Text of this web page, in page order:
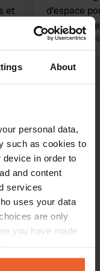
About
personal data,
such as cookies to
in order to
and content
services
uses your data
are only
you have made
or by clicking on
et
d'espace
une
Traduit par